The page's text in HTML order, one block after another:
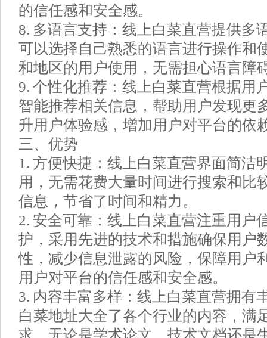
的信任感和安全感。
8. 多语言支持：线上白菜直营提供多
可以选择自己熟悉的语言进行操作和
和地区的用户使用，无需担心语言障
9. 个性化推荐：线上白菜直营根据用
智能推荐相关信息，帮助用户发现更
升用户体验感，增加用户对平台的依
三、优势
1. 方便快捷：线上白菜直营界面简洁
用，无需花费大量时间进行搜索和比
信息，节省了时间和精力。
2. 安全可靠：线上白菜直营注重用户
护，采用先进的技术和措施确保用户
性，减少信息泄露的风险，保障用户
用户对平台的信任感和安全感。
3. 内容丰富多样：线上白菜直营拥有
白菜地址大全了各个行业的内容，满
求。无论是学术论文、技术文档还是